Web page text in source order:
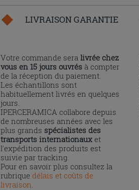
LIVRAISON GARANTIE
Votre commande sera livrée chez
vous en 15 jours ouvrés à compter
de la réception du paiement.
Les échantillons sont
habituellement livrés en quelques
jours.
IPERCERAMICA collabore depuis
de nombreuses années avec les
plus grands spécialistes des
transports internationaux et
l'expédition des produits est
suivie par tracking.
Pour en savoir plus consultez la
rubrique délais et coûts de
livraison